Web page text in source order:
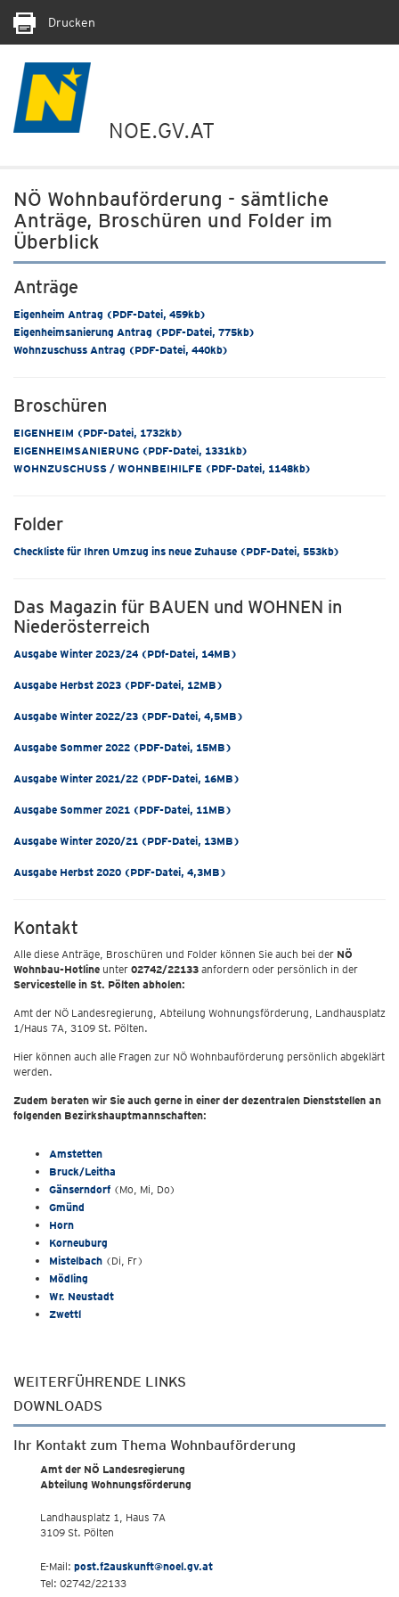
Drucken
NOE.GV.AT
NÖ Wohnbauförderung - sämtliche
Anträge, Broschüren und Folder im
Überblick
Anträge
Eigenheim Antrag (PDF-Datei, 459kb)
Eigenheimsanierung Antrag (PDF-Datei, 775kb)
Wohnzuschuss Antrag (PDF-Datei, 440kb)
Broschüren
EIGENHEIM (PDF-Datei, 1732kb)
EIGENHEIMSANIERUNG (PDF-Datei, 1331kb)
WOHNZUSCHUSS / WOHNBEIHILFE (PDF-Datei, 1148kb)
Folder
Checkliste für Ihren Umzug ins neue Zuhause (PDF-Datei, 553kb)
Das Magazin für BAUEN und WOHNEN in
Niederösterreich
Ausgabe Winter 2023/24 (PDf-Datei, 14MB)
Ausgabe Herbst 2023 (PDF-Datei, 12MB)
Ausgabe Winter 2022/23 (PDF-Datei, 4,5MB)
Ausgabe Sommer 2022 (PDF-Datei, 15MB)
Ausgabe Winter 2021/22 (PDF-Datei, 16MB)
Ausgabe Sommer 2021 (PDF-Datei, 11MB)
Ausgabe Winter 2020/21 (PDF-Datei, 13MB)
Ausgabe Herbst 2020 (PDF-Datei, 4,3MB)
Kontakt
Alle diese Anträge, Broschüren und Folder können Sie auch bei der NÖ
Wohnbau-Hotline unter 02742/22133 anfordern oder persönlich in der
Servicestelle in St. Pölten abholen:
Amt der NÖ Landesregierung, Abteilung Wohnungsförderung, Landhausplatz
1/Haus 7A, 3109 St. Pölten.
Hier können auch alle Fragen zur NÖ Wohnbauförderung persönlich abgeklärt
werden.
Zudem beraten wir Sie auch gerne in einer der dezentralen Dienststellen an
folgenden Bezirkshauptmannschaften:
Amstetten
Bruck/Leitha
Gänserndorf (Mo, Mi, Do)
Gmünd
Horn
Korneuburg
Mistelbach (Di, Fr)
Mödling
Wr. Neustadt
Zwettl
WEITERFÜHRENDE LINKS
DOWNLOADS
Ihr Kontakt zum Thema Wohnbauförderung
Amt der NÖ Landesregierung
Abteilung Wohnungsförderung
Landhausplatz 1, Haus 7A
3109 St. Pölten
E-Mail: post.f2auskunft@noel.gv.at
Tel: 02742/22133